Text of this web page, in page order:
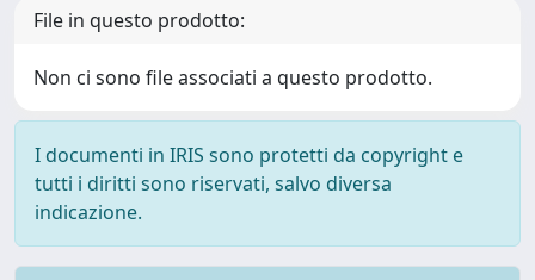
File in questo prodotto:
Non ci sono file associati a questo prodotto.
I documenti in IRIS sono protetti da copyright e
tutti i diritti sono riservati, salvo diversa
indicazione.